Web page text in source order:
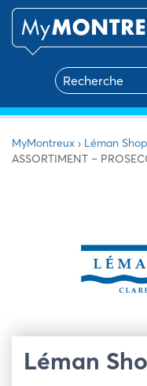
MyMontreux › Léman Shop
ASSORTIMENT –
Léman